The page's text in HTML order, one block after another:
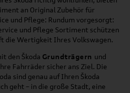
an Original Zubehör für
und Pflege: Rundum vorgesorgt:
und Pflege Sortiment schützen
die Wertigkeit Ihres Volkswagen.
den Škoda Grundträgern und
Fahrräder sicher ans Ziel. Die
sind genau auf Ihren Škoda
geht – in die große Stadt, eine